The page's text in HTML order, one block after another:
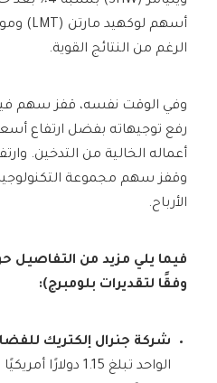
الرغم من النتائج القوية.
رفع توجيهاته بفضل ارتفاع
الأرباح.
فيما يلي مزيد من التفاصيل
وفقًا لتقديرات بلومبرج):
شركة جنرال إلكتريك